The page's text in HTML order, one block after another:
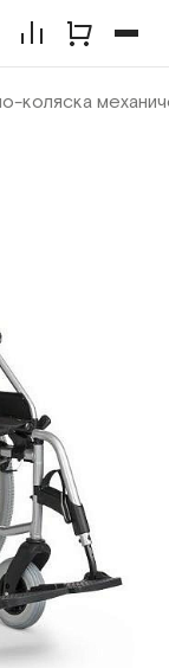
коляска